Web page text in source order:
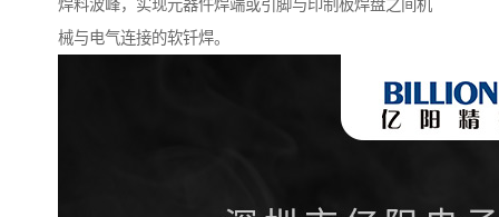
焊料波峰，实现元器件焊端或引脚与印制板焊盘之间机
械与电气连接的软钎焊。